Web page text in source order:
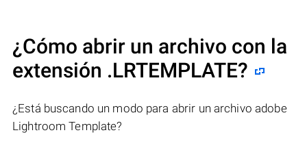
¿Cómo abrir un archivo con la
extensión .LRTEMPLATE?
¿Está buscando un modo para abrir un archivo adobe
Lightroom Template?